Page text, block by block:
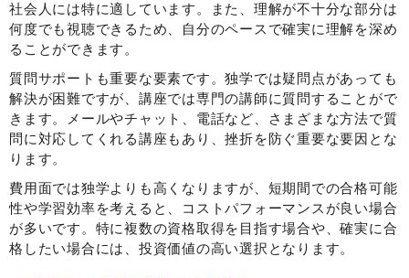
社会人には特に適しています。また、理解が不十分な部分は
何度でも視聴できるため、自分のペースで確実に理解を深め
ることができます。
質問サポートも重要な要素です。独学では疑問点があっても
解決が困難ですが、講座では専門の講師に質問することがで
きます。メールやチャット、電話など、さまざまな方法で質
問に対応してくれる講座もあり、挫折を防ぐ重要な要因とな
ります。
費用面では独学よりも高くなりますが、短期間での合格可能
性や学習効率を考えると、コストパフォーマンスが良い場合
が多いです。特に複数の資格取得を目指す場合や、確実に合
格したい場合には、投資価値の高い選択となります。